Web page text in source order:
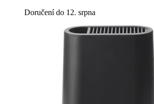
Doručení do 12. srpna